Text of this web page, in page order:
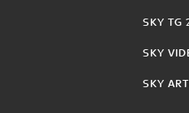
SKY TG
SKY
SKY